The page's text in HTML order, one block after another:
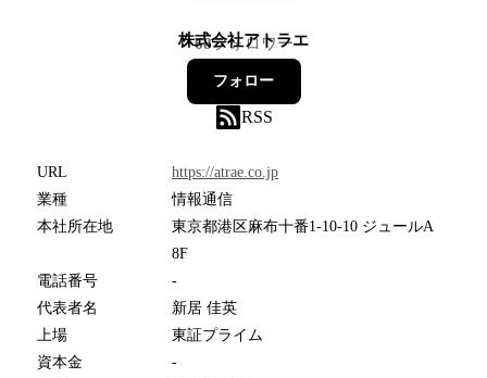
株式会社アトラエ
68フォロワー
フォロー
RSS
URL
https://atrae.co.jp
業種
情報通信
本社所在地
東京都港区麻布十番1-10-10 ジュールA
8F
電話番号
-
代表者名
新居 佳英
上場
東証プライム
資本金
-